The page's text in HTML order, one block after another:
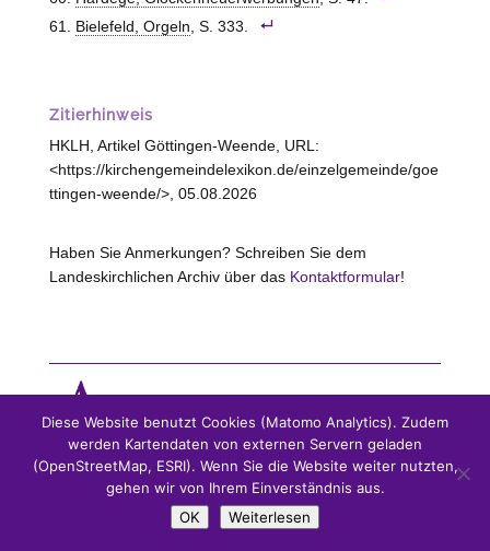
Bielefeld, Orgeln, S. 333.
Zitierhinweis
HKLH, Artikel Göttingen-Weende, URL:
<https://kirchengemeindelexikon.de/einzelgemeinde/goe
ttingen-weende/>, 05.08.2026
Haben Sie Anmerkungen? Schreiben Sie dem
Landeskirchlichen Archiv über das Kontaktformular!
Unterstützt von:
Gesellschaft für niedersächsische Kirchengeschichte
Diese Website benutzt Cookies (Matomo Analytics). Zudem
werden Kartendaten von externen Servern geladen
(OpenStreetMap, ESRI). Wenn Sie die Website weiter nutzten,
gehen wir von Ihrem Einverständnis aus.
OK
Weiterlesen